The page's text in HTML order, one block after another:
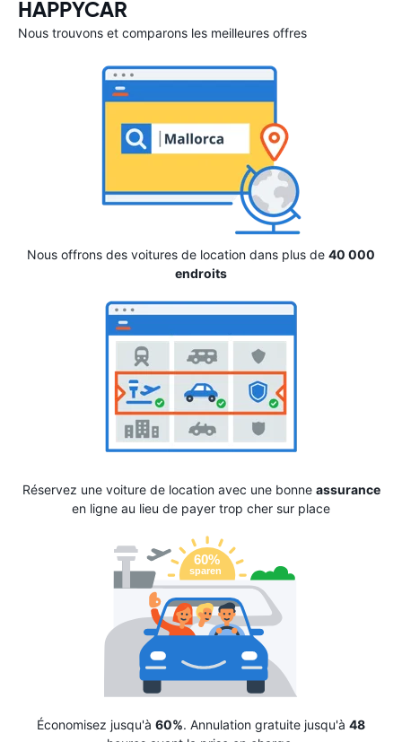
HAPPYCAR
Nous trouvons et comparons les meilleures offres
Nous offrons des voitures de location dans plus de 40 000
endroits
Réservez une voiture de location avec une bonne assurance
en ligne au lieu de payer trop cher sur place
Économisez jusqu'à 60%. Annulation gratuite jusqu'à 48